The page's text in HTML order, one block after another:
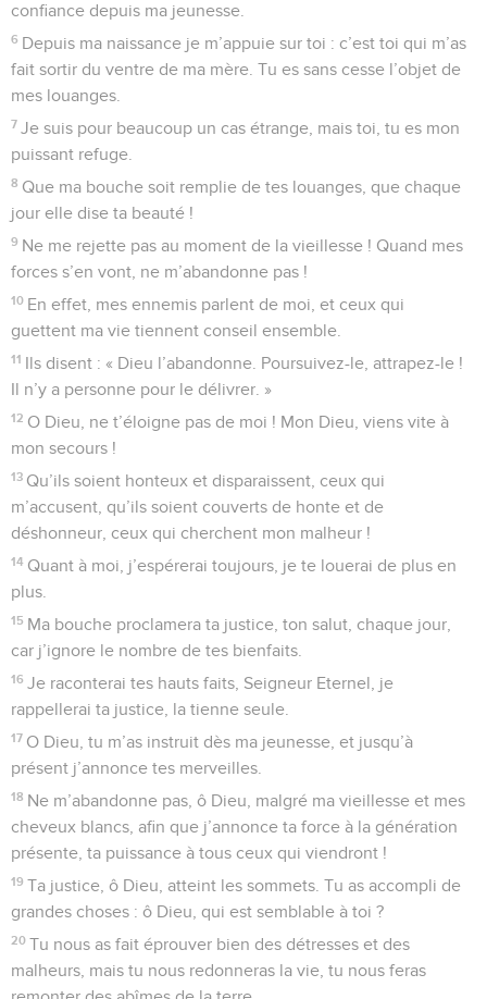
confiance depuis ma jeunesse.
6 Depuis ma naissance je m’appuie sur toi : c’est toi qui m’as
fait sortir du ventre de ma mère. Tu es sans cesse l’objet de
mes louanges.
7 Je suis pour beaucoup un cas étrange, mais toi, tu es mon
puissant refuge.
8 Que ma bouche soit remplie de tes louanges, que chaque
jour elle dise ta beauté !
9 Ne me rejette pas au moment de la vieillesse ! Quand mes
forces s’en vont, ne m’abandonne pas !
10 En effet, mes ennemis parlent de moi, et ceux qui
guettent ma vie tiennent conseil ensemble.
11 Ils disent : « Dieu l’abandonne. Poursuivez-le, attrapez-le !
Il n’y a personne pour le délivrer. »
12 O Dieu, ne t’éloigne pas de moi ! Mon Dieu, viens vite à
mon secours !
13 Qu’ils soient honteux et disparaissent, ceux qui
m’accusent, qu’ils soient couverts de honte et de
déshonneur, ceux qui cherchent mon malheur !
14 Quant à moi, j’espérerai toujours, je te louerai de plus en
plus.
15 Ma bouche proclamera ta justice, ton salut, chaque jour,
car j’ignore le nombre de tes bienfaits.
16 Je raconterai tes hauts faits, Seigneur Eternel, je
rappellerai ta justice, la tienne seule.
17 O Dieu, tu m’as instruit dès ma jeunesse, et jusqu’à
présent j’annonce tes merveilles.
18 Ne m’abandonne pas, ô Dieu, malgré ma vieillesse et mes
cheveux blancs, afin que j’annonce ta force à la génération
présente, ta puissance à tous ceux qui viendront !
19 Ta justice, ô Dieu, atteint les sommets. Tu as accompli de
grandes choses : ô Dieu, qui est semblable à toi ?
20 Tu nous as fait éprouver bien des détresses et des
malheurs, mais tu nous redonneras la vie, tu nous feras